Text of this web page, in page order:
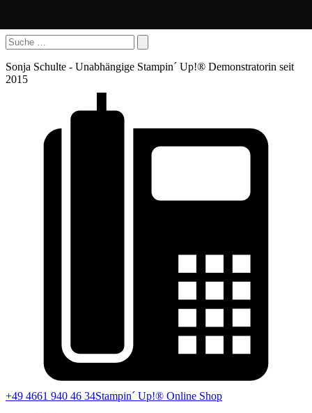
Sonja Schulte - Unabhängige Stampin´ Up!® Demonstratorin seit
2015
+49 4661 940 46 34Stampin´ Up!® Online Shop